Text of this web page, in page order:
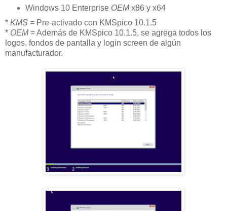
Windows 10 Enterprise OEMx86 y x64
* KMS = Pre-activado con KMSpico 10.1.5
* OEM= Además de KMSpico 10.1.5, se agrega todos los
logos, fondos de pantalla y login screen de algún
manufacturador.